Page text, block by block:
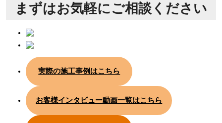
まずはお気軽にご相談ください
実際の施工事例はこちら
お客様インタビュー動画一覧はこちら